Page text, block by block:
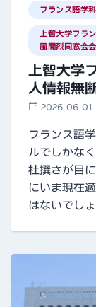
フランス語学
上智大学フラ
風間烈同窓会
上智大学
人情報無
2026-06-01
フランス語
ルでしかな
杜撰さが目
にいま現在
はないでし